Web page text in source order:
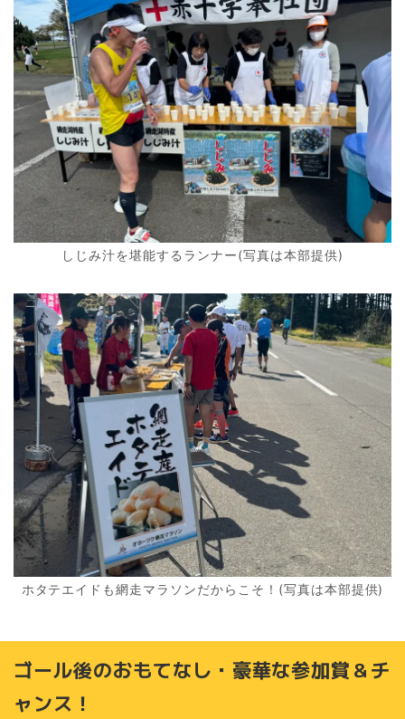
しじみ汁を堪能するランナー(写真は本部提供)
ホタテエイドも網走マラソンだからこそ！(写真は本部提供)
ゴール後のおもてなし・豪華な参加賞＆チ
ャンス！